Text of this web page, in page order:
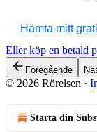
Hämta mitt
Eller köp en betald
Föregående
© 2026 Rörelsen ·
Starta din